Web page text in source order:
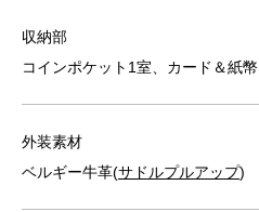
収納部
コインポケット1室、カード＆紙
外装素材
ベルギー牛革(サドルプルアップ)